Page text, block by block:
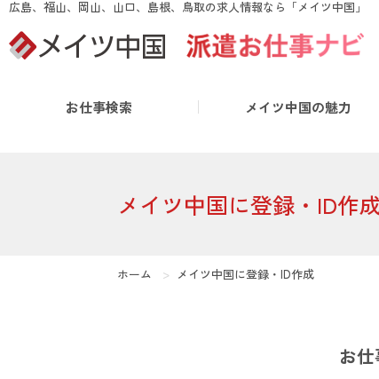
false
広島、福山、岡山、山口、島根、鳥取の求人情報なら「メイツ中国」
お仕事検索 メイツ中国の魅力
メイツ中国に登録・ID作
ホーム メイツ中国に登録・ID作成
お